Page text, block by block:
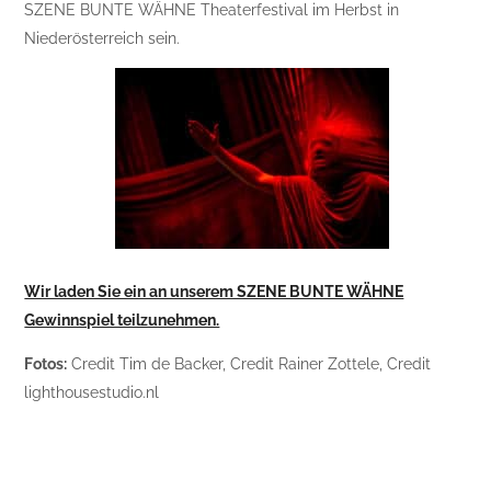
SZENE BUNTE WÄHNE Theaterfestival im Herbst in
Niederösterreich sein.
Wir laden Sie ein an unserem SZENE BUNTE WÄHNE
Gewinnspiel teilzunehmen.
Fotos: Credit Tim de Backer, Credit Rainer Zottele, Credit
lighthousestudio.nl